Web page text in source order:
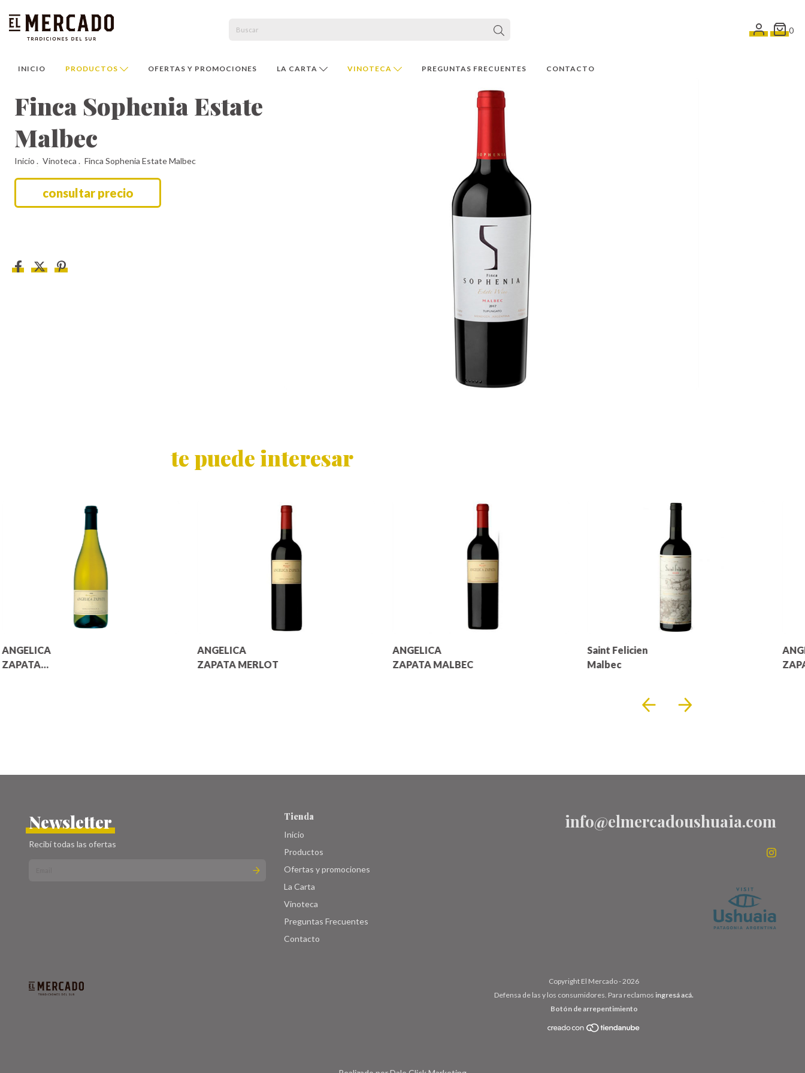
0
INICIO PRODUCTOS OFERTAS Y PROMOCIONES LA CARTA VINOTECA PREGUNTAS FRECUENTES CONTACTO
Finca Sophenia Estate
Malbec
Inicio . Vinoteca . Finca Sophenia Estate Malbec
te puede interesar
ANGELICA
ZAPATA
ANGELICA
ZAPATA MERLOT
ANGELICA
ZAPATA MALBEC
Saint Felicien
Malbec
Newsletter
Recibí todas las ofertas
Tienda
Inicio
Productos
Ofertas y promociones
La Carta
Vinoteca
Preguntas Frecuentes
Contacto
info@elmercadoushuaia.com
Copyright El Mercado - 2026
Defensa de las y los consumidores. Para reclamos ingresá acá.
Botón de arrepentimiento